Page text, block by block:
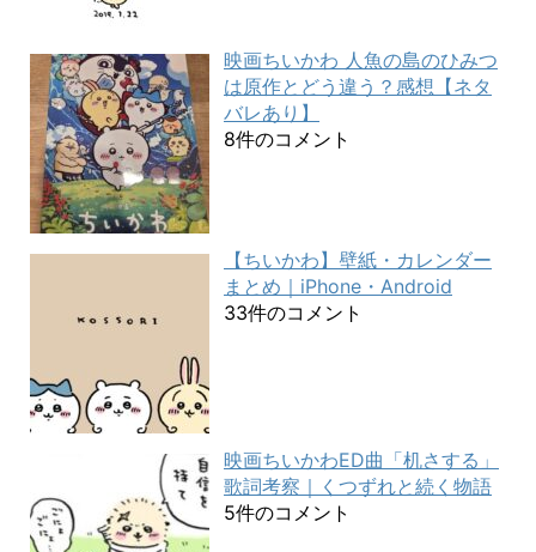
映画ちいかわ 人魚の島のひみつ
は原作とどう違う？感想【ネタ
バレあり】
8件のコメント
【ちいかわ】壁紙・カレンダー
まとめ｜iPhone・Android
33件のコメント
映画ちいかわED曲「机さする」
歌詞考察｜くつずれと続く物語
5件のコメント